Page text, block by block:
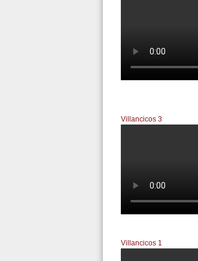
Villancicos 3
Villancicos 1